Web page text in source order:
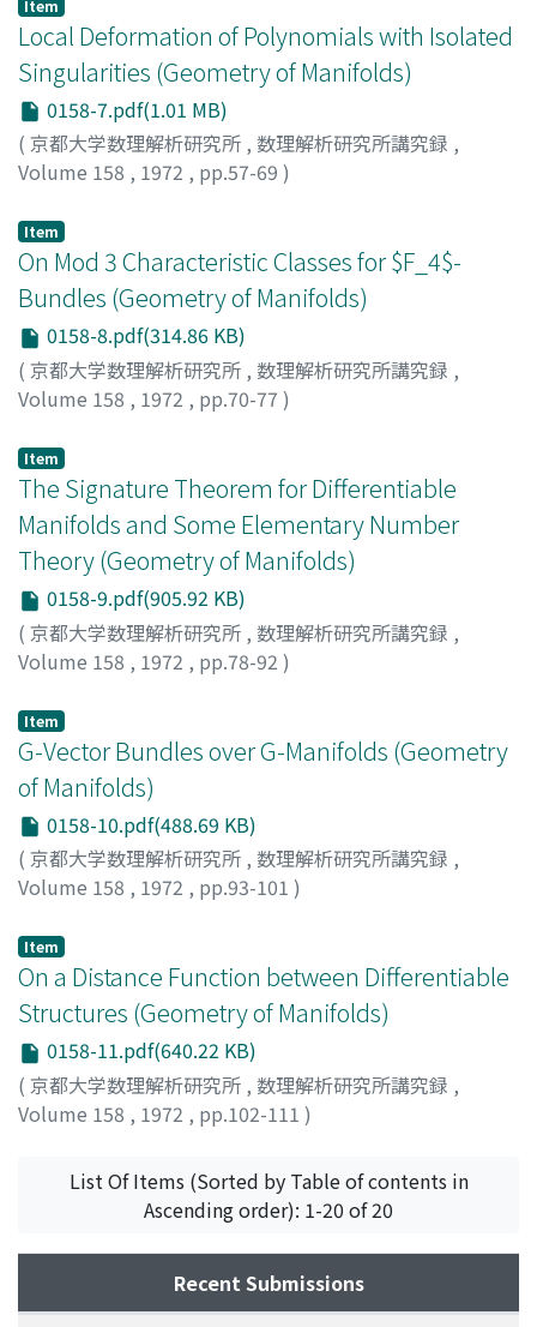
Item
Local Deformation of Polynomials with Isolated
Singularities (Geometry of Manifolds)
0158-7.pdf(1.01 MB)
( 京都大学数理解析研究所 , 数理解析研究所講究録 ,
Volume 158 , 1972 , pp.57-69 )
Item
On Mod 3 Characteristic Classes for $F_4$-
Bundles (Geometry of Manifolds)
0158-8.pdf(314.86 KB)
( 京都大学数理解析研究所 , 数理解析研究所講究録 ,
Volume 158 , 1972 , pp.70-77 )
Item
The Signature Theorem for Differentiable
Manifolds and Some Elementary Number
Theory (Geometry of Manifolds)
0158-9.pdf(905.92 KB)
( 京都大学数理解析研究所 , 数理解析研究所講究録 ,
Volume 158 , 1972 , pp.78-92 )
タ, シゲユキ
Item
G-Vector Bundles over G-Manifolds (Geometry
of Manifolds)
0158-10.pdf(488.69 KB)
( 京都大学数理解析研究所 , 数理解析研究所講究録 ,
Volume 158 , 1972 , pp.93-101 )
Item
On a Distance Function between Differentiable
Structures (Geometry of Manifolds)
0158-11.pdf(640.22 KB)
( 京都大学数理解析研究所 , 数理解析研究所講究録 ,
Volume 158 , 1972 , pp.102-111 )
List Of Items (Sorted by Table of contents in
Ascending order): 1-20 of 20
Recent Submissions